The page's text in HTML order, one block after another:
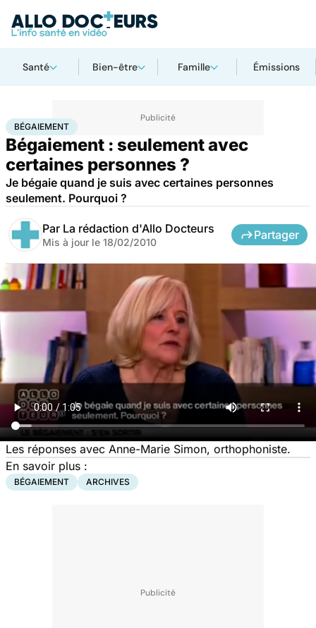
Santé Bien-être Famille Émissions
AccueilSantéBégaiement
BÉGAIEMENT
Bégaiement : seulement avec
certaines personnes ?
Je bégaie quand je suis avec certaines personnes
seulement. Pourquoi ?
Par La rédaction d'Allo Docteurs
Mis à jour le 18/02/2010
Partager
Les réponses avec Anne-Marie Simon, orthophoniste.
En savoir plus :
BÉGAIEMENT ARCHIVES